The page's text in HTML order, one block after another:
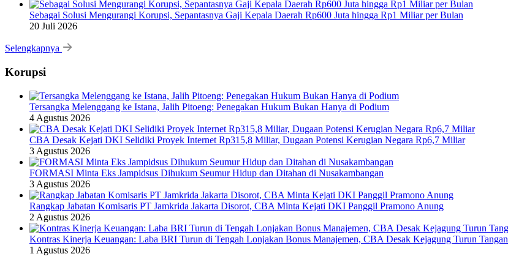
Sebagai Solusi Mengurangi Korupsi, Sepantasnya Gaji Kepala Daerah Rp600 Juta hingga Rp1 Miliar per Bulan
20 Juli 2026
Selengkapnya
Korupsi
Tersangka Melenggang ke Istana, Jalih Pitoeng: Penegakan Hukum Bukan Hanya di Podium
4 Agustus 2026
CBA Desak Kejati DKI Selidiki Proyek Internet Rp315,8 Miliar, Dugaan Potensi Kerugian Negara Rp6,7 Miliar
3 Agustus 2026
FORMASI Minta Eks Jampidsus Dihukum Seumur Hidup dan Ditahan di Nusakambangan
3 Agustus 2026
Rangkap Jabatan Komisaris PT Jamkrida Jakarta Disorot, CBA Minta Kejati DKI Panggil Pramono Anung
2 Agustus 2026
Kontras Kinerja Keuangan: Laba BRI Turun di Tengah Lonjakan Bonus Manajemen, CBA Desak Kejagung Turun Tangan
1 Agustus 2026